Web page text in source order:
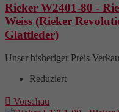
Rieker W2401-80 -
Weiss (Rieker
Glattleder)
Unser bisheriger Preis
Reduziert
 Vorschau